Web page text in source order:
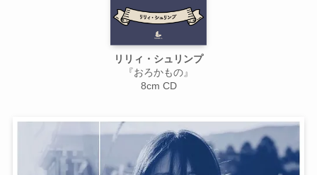
リリィ・シュリンプ
『おろかもの』
8cm CD